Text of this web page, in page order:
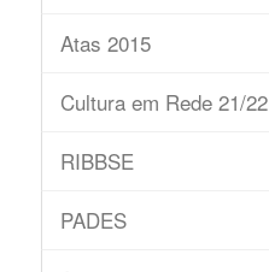
Atas 2015
Cultura em Rede 21/22
RIBBSE
PADES